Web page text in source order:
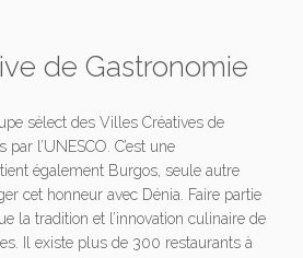
de Gastronomie
sélect des Villes Créatives de
l’UNESCO. C’est une
également Burgos, seule autre
cet honneur avec Dénia. Faire partie
la tradition et l’innovation culinaire de
Il existe plus de 300 restaurants à